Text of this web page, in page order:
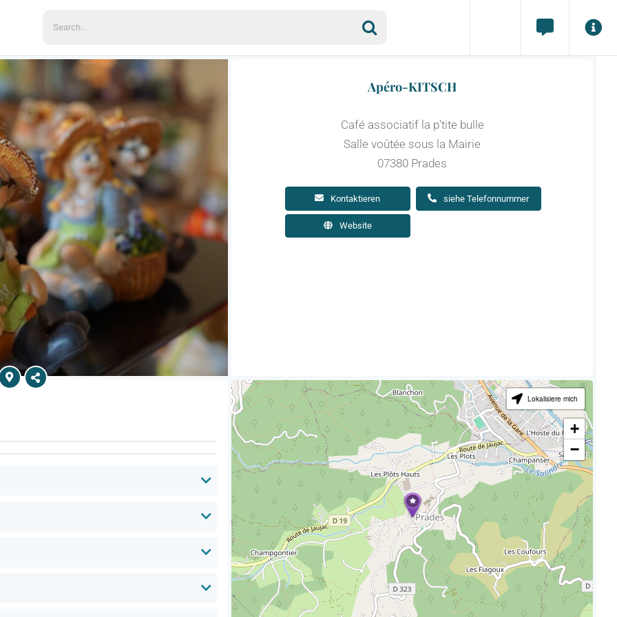
Apéro-KITSCH
Café associatif la p'tite bulle
Salle voûtée sous la Mairie
07380 Prades
Kontaktieren siehe Telefonnummer
Website
Lokalisiere mich
+
−